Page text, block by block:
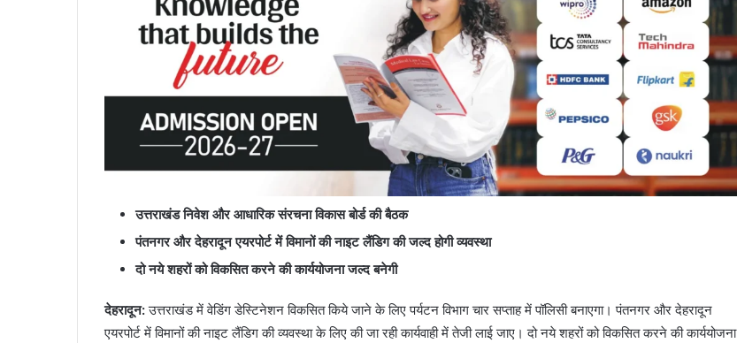
उत्तराखंड निवेश और आधारिक संरचना विकास बोर्ड की बैठक
पंतनगर और देहरादून एयरपोर्ट में विमानों की नाइट लैंडिग की जल्द होगी व्यवस्था
दो नये शहरों को विकसित करने की कार्ययोजना जल्द बनेगी
देहरादून:उत्तराखंड में वेडिंग डेस्टिनेशन विकसित किये जाने के लिए पर्यटन विभाग चार सप्ताह में पॉलिसी बनाएगा। पंतनगर और देहरादून
एयरपोर्ट में विमानों की नाइट लैंडिग की व्यवस्था के लिए की जा रही कार्यवाही में तेजी लाई जाए। दो नये शहरों को विकसित करने की कार्ययोजना